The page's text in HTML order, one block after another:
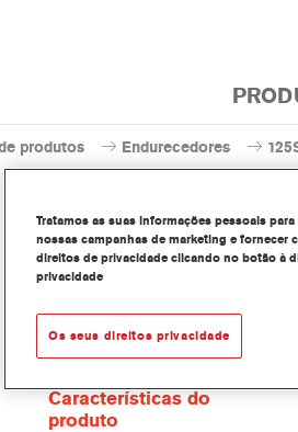
produtos Endurecedores
Características do
produto
Tratamos as suas informações pessoais
nossas campanhas de marketing e fornecer
direitos de privacidade clicando no botão à
privacidade
Os seus direitos privacidade